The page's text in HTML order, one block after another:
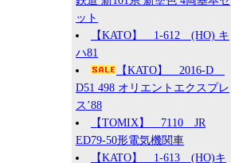
ット
【KATO】 1-612 (HO) キ
ハ81
【KATO】 2016-D
D51 498 オリエントエクスプレ
ス’88
【TOMIX】 7110 JR
ED79-50形電気機関車
【KATO】 1-613 (HO)キ